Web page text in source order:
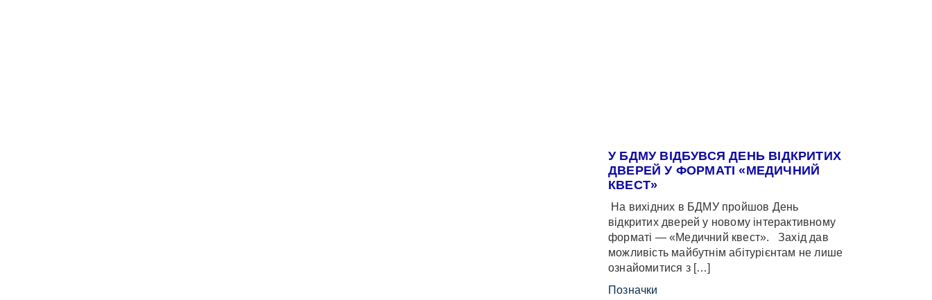
У БДМУ ВІДБУВСЯ ДЕНЬ ВІДКРИТИХ
ДВЕРЕЙ У ФОРМАТІ «МЕДИЧНИЙ
КВЕСТ»
На вихідних в БДМУ пройшов День
відкритих дверей у новому інтерактивному
форматі — «Медичний квест». Захід дав
можливість майбутнім абітурієнтам не лише
ознайомитися з […]
Позначки